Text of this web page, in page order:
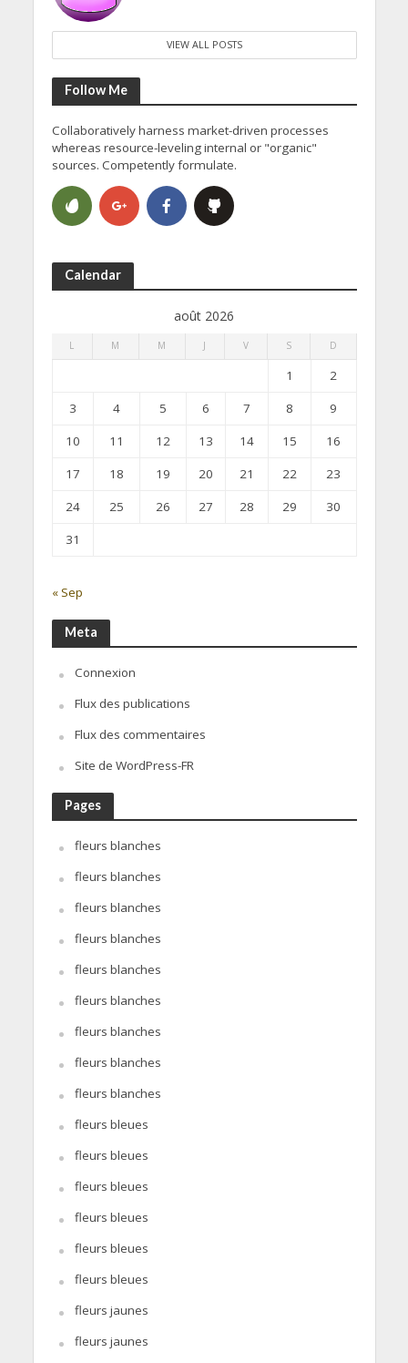
VIEW ALL POSTS
Follow Me
Collaboratively harness market-driven processes
whereas resource-leveling internal or "organic"
sources. Competently formulate.
Calendar
août 2026
L M M J V S D
1
2
3
4 5 6 7 8
9
10
11 12 13 14 15
16
17
18 19 20 21 22
23
24
25 26 27 28 29
30
31
« Sep
Meta
Connexion
Flux des publications
Flux des commentaires
Site de WordPress-FR
Pages
fleurs blanches
fleurs blanches
fleurs blanches
fleurs blanches
fleurs blanches
fleurs blanches
fleurs blanches
fleurs blanches
fleurs blanches
fleurs bleues
fleurs bleues
fleurs bleues
fleurs bleues
fleurs bleues
fleurs bleues
fleurs jaunes
fleurs jaunes